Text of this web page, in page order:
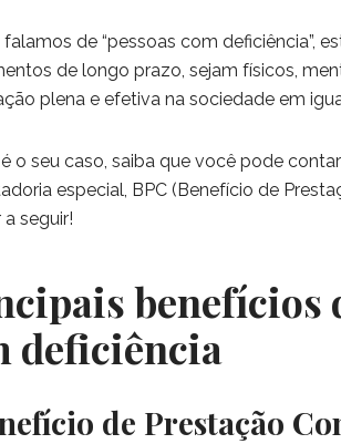
de “pessoas com deficiência”,
de longo prazo, sejam físicos,
plena e efetiva na sociedade em
é o seu caso, saiba que você pode
especial, BPC (Benefício de
seguir!
benefícios
deficiência
de Prestação